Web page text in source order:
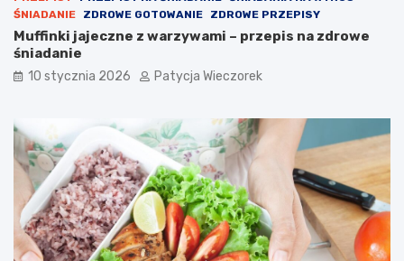
ŚNIADANIE
ZDROWE GOTOWANIE ZDROWE PRZEPISY
Muffinki jajeczne z warzywami – przepis na zdrowe
śniadanie
10 stycznia 2026 Patycja Wieczorek